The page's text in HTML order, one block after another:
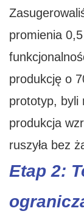
promienia
produkcję o
prototyp, byli
produkcja
ruszyła bez
Etap 2: